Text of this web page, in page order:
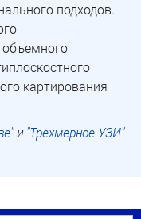
подходов.
объемного
картирования
и"Трехмерное УЗИ"